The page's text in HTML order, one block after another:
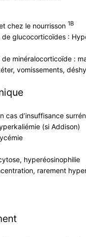
chez le nourrisson 1B
de glucocorticoïdes :
minéralocorticoïde :
vomissements,
cas d’insuffisance
(si Addison)
hyperéosinophilie
rarement